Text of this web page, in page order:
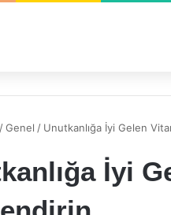
/Genel / Unutkanlığa İyi Gelen
İyi